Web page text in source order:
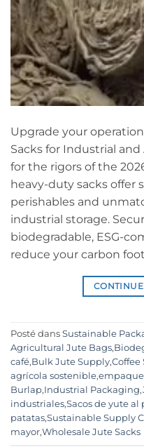
Upgrade your
Sacks for Industrial
for the rigors of the
heavy-duty sacks offer
perishables and
industrial storage.
biodegradable, ESG-
reduce your carbon
Posté dans Sustainable
Agricultural Jute Bags,
café,Bulk Jute Supply,Coffee
agrícola sostenible,
Burlap,Industrial Packaging,
industriales,Sacos de yute al
patatas,Sustainable Supply
mayor,Wholesale Jute Sacks